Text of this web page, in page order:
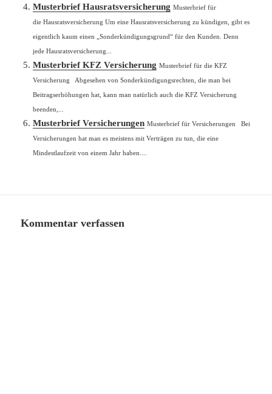
Musterbrief Hausratsversicherung Musterbrief für
die Hausratsversicherung Um eine Hausratsversicherung zu kündigen, gibt es
eigentlich kaum einen „Sonderkündigungsgrund“ für den Kunden. Denn
jede Hausratsversicherung...
Musterbrief KFZ Versicherung Musterbrief für die KFZ
Versicherung Abgesehen von Sonderkündigungsrechten, die man bei
Beitragserhöhungen hat, kann man natürlich auch die KFZ Versicherung
beenden,...
Musterbrief Versicherungen Musterbrief für Versicherungen Bei
Versicherungen hat man es meistens mit Verträgen zu tun, die eine
Mindestlaufzeit von einem Jahr haben....
Kommentar verfassen